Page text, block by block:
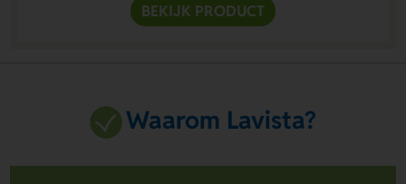
BEKIJK PRODUCT
Waarom Lavista?